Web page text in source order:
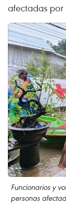
afectadas
Funcionarios y
personas